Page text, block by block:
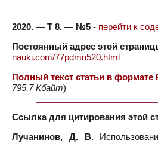
2020. — Т 8. — №5 - перейти к
Постоянный адрес этой
nauki.com/77pdmn520.html
Полный текст статьи в формате
795.7 Кбайт)
Ссылка для цитирования этой
Лучанинов, Д. В.